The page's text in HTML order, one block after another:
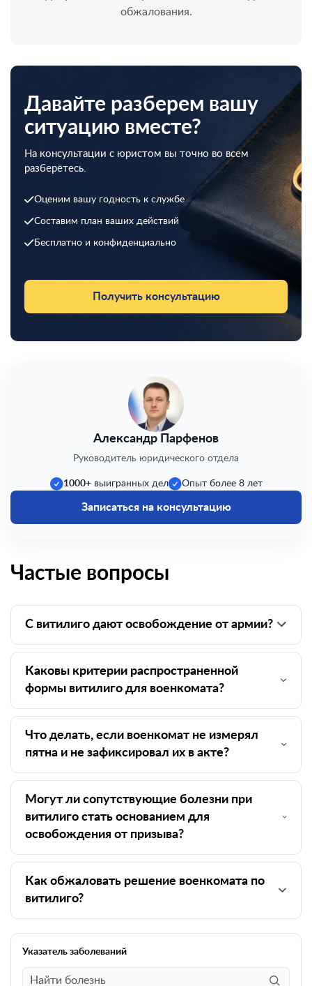
обжалования.
Давайте разберем вашу
ситуацию вместе?
На консультации с юристом вы точно во всем
разберётесь.
Оценим вашу годность к службе
Составим план ваших действий
Бесплатно и конфиденциально
Получить консультацию
Александр Парфенов
Руководитель юридического отдела
1000+выигранных дел Опыт более 8 лет
Записаться на консультацию
Частые вопросы
С витилиго дают освобождение от армии?
Каковы критерии распространенной
формы витилиго для военкомата?
Что делать, если военкомат не измерял
пятна и не зафиксировал их в акте?
Могут ли сопутствующие болезни при
витилиго стать основанием для
освобождения от призыва?
Как обжаловать решение военкомата по
витилиго?
Указатель заболеваний